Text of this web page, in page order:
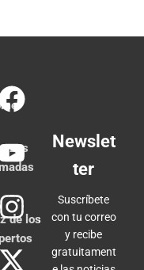
de los
Newslet
ter
Suscríbete
con tu correo
y recibe
gratuitament